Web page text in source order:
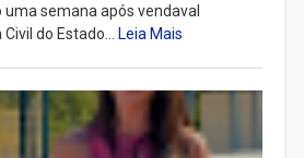
semana após vendaval
do Estado...
Leia Mais